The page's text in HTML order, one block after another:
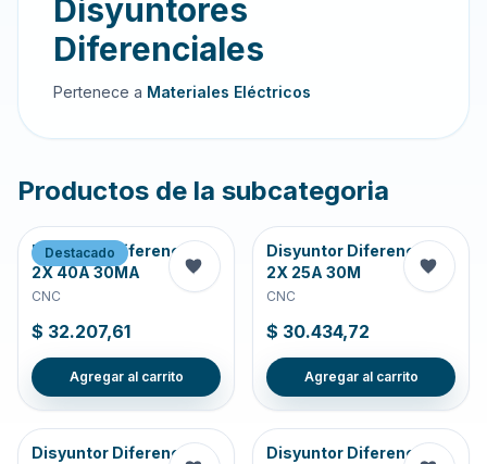
Disyuntores
Diferenciales
Pertenece a Materiales Eléctricos
Productos de la subcategoria
Destacado
Disyuntor Diferencial
2X 40A 30MA
CNC
$ 32.207,61
Agregar al carrito
Disyuntor Diferencial
2X 25A 30M
CNC
$ 30.434,72
Agregar al carrito
Disyuntor Diferencial
Disyuntor Diferencial